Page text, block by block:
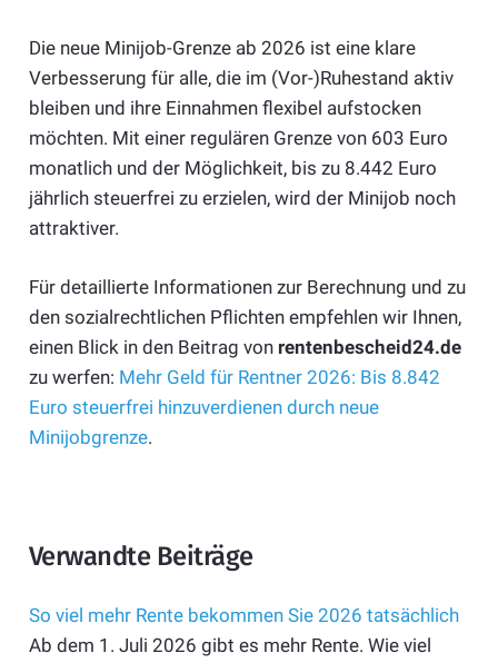
Die neue Minijob-Grenze ab 2026 ist eine klare
Verbesserung für alle, die im (Vor-)Ruhestand aktiv
bleiben und ihre Einnahmen flexibel aufstocken
möchten. Mit einer regulären Grenze von 603 Euro
monatlich und der Möglichkeit, bis zu 8.442 Euro
jährlich steuerfrei zu erzielen, wird der Minijob noch
attraktiver.
Für detaillierte Informationen zur Berechnung und zu
den sozialrechtlichen Pflichten empfehlen wir Ihnen,
einen Blick in den Beitrag von rentenbescheid24.de
zu werfen: Mehr Geld für Rentner 2026: Bis 8.842
Euro steuerfrei hinzuverdienen durch neue
Minijobgrenze.
Verwandte Beiträge
So viel mehr Rente bekommen Sie 2026 tatsächlich
Ab dem 1. Juli 2026 gibt es mehr Rente. Wie viel